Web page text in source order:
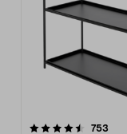
753
5.0 viidestä